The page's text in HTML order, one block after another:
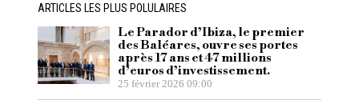
ARTICLES LES PLUS POLULAIRES
Le Parador d’Ibiza, le premier
des Baléares, ouvre ses portes
après 17 ans et 47 millions
d’euros d’investissement.
25 février 2026 09:00